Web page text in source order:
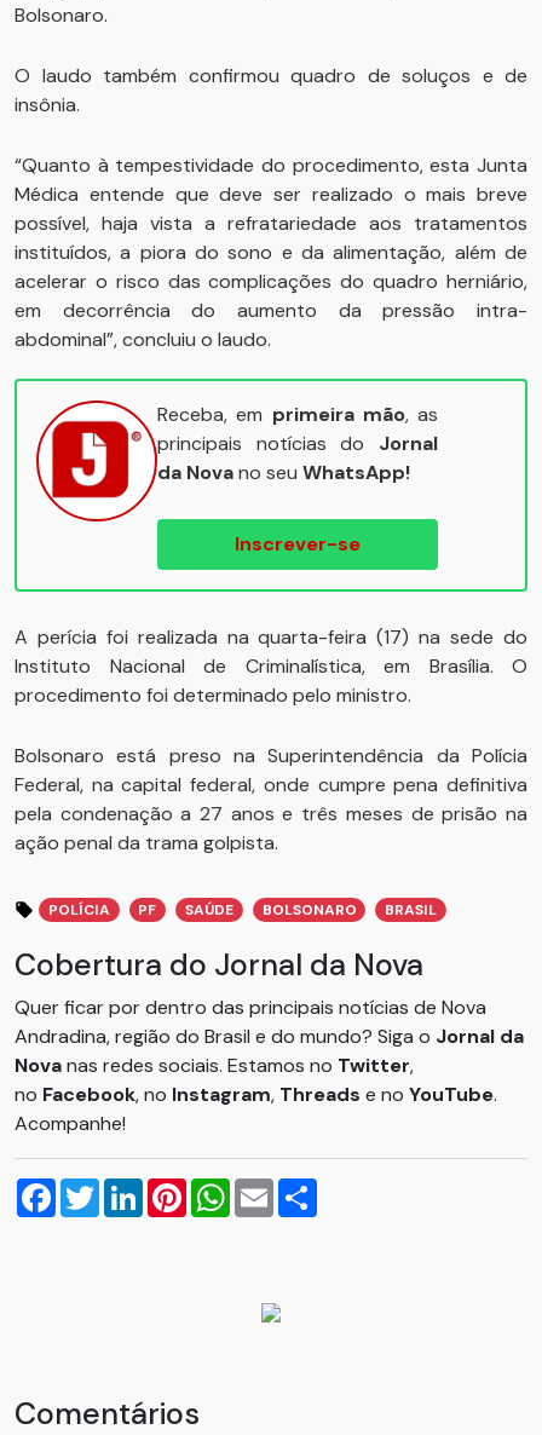
Bolsonaro.
O laudo também confirmou quadro de soluços e de
insônia.
“Quanto à tempestividade do procedimento, esta Junta
Médica entende que deve ser realizado o mais breve
possível, haja vista a refratariedade aos tratamentos
instituídos, a piora do sono e da alimentação, além de
acelerar o risco das complicações do quadro herniário,
em decorrência do aumento da pressão intra-
abdominal”, concluiu o laudo.
Receba, em primeira mão, as
principais notícias do Jornal
da Novano seu WhatsApp!
Inscrever-se
A perícia foi realizada na quarta-feira (17) na sede do
Instituto Nacional de Criminalística, em Brasília. O
procedimento foi determinado pelo ministro.
Bolsonaro está preso na Superintendência da Polícia
Federal, na capital federal, onde cumpre pena definitiva
pela condenação a 27 anos e três meses de prisão na
ação penal da trama golpista.
POLÍCIA PF SAÚDE BOLSONARO BRASIL
Cobertura do Jornal da Nova
Quer ficar por dentro das principais notícias de Nova
Andradina, região do Brasil e do mundo? Siga o Jornal da
Novanas redes sociais. Estamos no Twitter,
no Facebook, no Instagram, Threads e no YouTube.
Acompanhe!
Facebook
TwitterLinkedInPinterestWhatsApp
Email
Comentários